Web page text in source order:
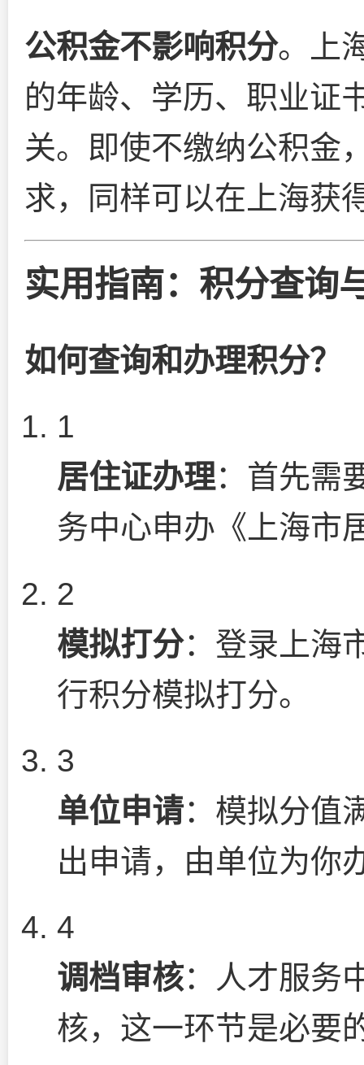
公积金不影响积分。上
的年龄、学历、职业证
关。即使不缴纳公积金
求，同样可以在上海获
实用指南：积分查询
如何查询和办理积分？
1
居住证办理：首先需
务中心申办《上海市
2
模拟打分：登录上海
行积分模拟打分。
3
单位申请：模拟分值
出申请，由单位为你
4
调档审核：人才服务
核，这一环节是必要